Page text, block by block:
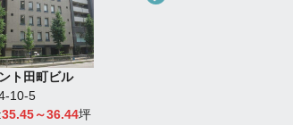
ト田町ビル
10-5
35.45～36.44坪